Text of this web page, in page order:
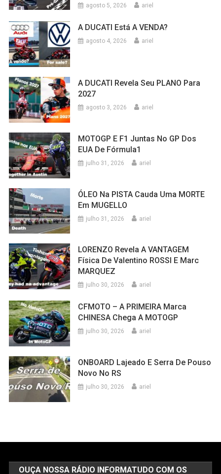
agosto 5, 2026 ariel
A DUCATI Está A VENDA?
agosto 4, 2026 ariel
A DUCATI Revela Seu PLANO Para
2027
agosto 3, 2026 ariel
MOTOGP E F1 Juntas No GP Dos
EUA De Fórmula1
julho 31, 2026 ariel
ÓLEO Na PISTA Cauda Uma MORTE
Em MUGELLO
julho 31, 2026 ariel
LORENZO Revela A VANTAGEM
Física De Valentino ROSSI E Marc
MARQUEZ
julho 30, 2026 ariel
CFMOTO – A PRIMEIRA Marca
CHINESA Chega A MOTOGP
julho 30, 2026 ariel
ONBOARD Lajeado E Serra De Pouso
Novo No RS
julho 30, 2026 ariel
OUÇA NOSSA RÁDIO INFORMATUDO COM OS